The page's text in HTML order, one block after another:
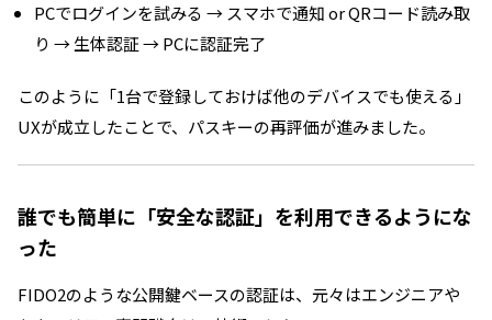
PCでログインを試みる → スマホで通知 or QRコード読み取
り → 生体認証 → PCに認証完了
このように「1台で登録しておけば他のデバイスでも使える」
UXが成立したことで、パスキーの再評価が進みました。
誰でも簡単に「安全な認証」を利用できるようにな
った
FIDO2のような公開鍵ベースの認証は、元々はエンジニアや